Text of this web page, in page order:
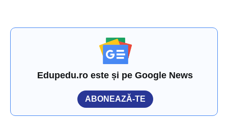
Edupedu.ro este și pe Google News
ABONEAZĂ-TE